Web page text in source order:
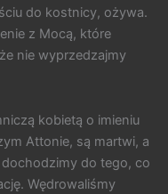
do kostnicy, ożywa.
z Mocą, które
nie wyprzedzajmy
kobietą o imieniu
Attonie, są martwi, a
do tego, co
Wędrowaliśmy